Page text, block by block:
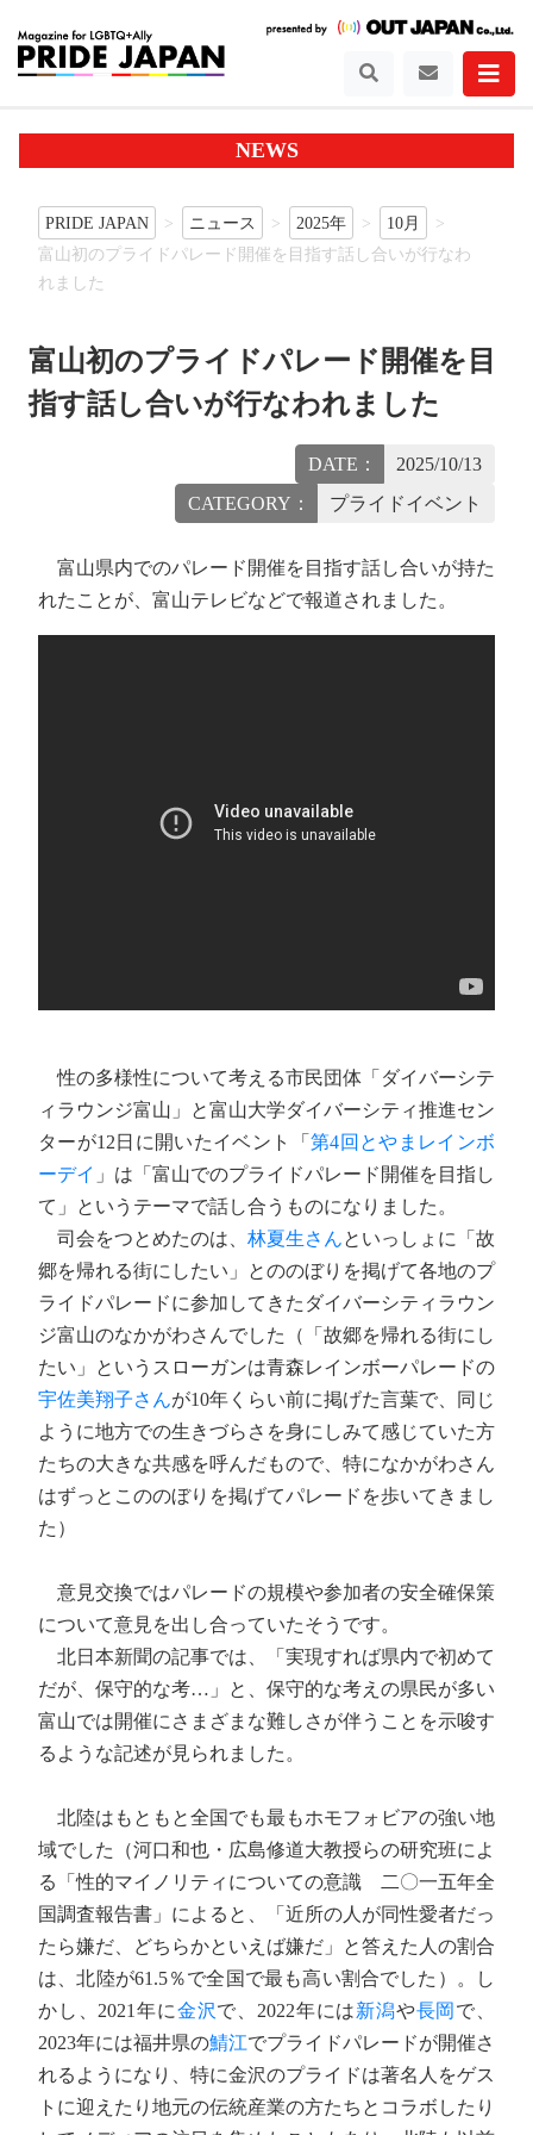
NEWS
PRIDE JAPAN ニュース 2025年
10月
富山初のプライドパレード開催を目指す話し合いが行なわ
れました
富山初のプライドパレード開催を目
指す話し合いが行なわれました
DATE：
2025/10/13
CATEGORY：
プライドイベント
富山県内でのパレード開催を目指す話し合いが持た
れたことが、富山テレビなどで報道されました。
性の多様性について考える市民団体「ダイバーシテ
ィラウンジ富山」と富山大学ダイバーシティ推進セン
ターが12日に開いたイベント「 第4回とやまレインボ
ーデイ 」は「富山でのプライドパレード開催を目指し
て」というテーマで話し合うものになりました。
司会をつとめたのは、 林夏生さんといっしょに「故
郷を帰れる街にしたい」とののぼりを掲げて各地のプ
ライドパレードに参加してきたダイバーシティラウン
ジ富山のなかがわさんでした（「故郷を帰れる街にし
たい」というスローガンは青森レインボーパレードの
宇佐美翔子さんが10年くらい前に掲げた言葉で、同じ
ように地方での生きづらさを身にしみて感じていた方
たちの大きな共感を呼んだもので、特になかがわさん
はずっとこののぼりを掲げてパレードを歩いてきまし
た）
意見交換ではパレードの規模や参加者の安全確保策
について意見を出し合っていたそうです。
北日本新聞の記事では、「実現すれば県内で初めて
だが、保守的な考…」と、保守的な考えの県民が多い
富山では開催にさまざまな難しさが伴うことを示唆す
るような記述が見られました。
北陸はもともと全国でも最もホモフォビアの強い地
域でした（河口和也・広島修道大教授らの研究班によ
る「性的マイノリティについての意識 二〇一五年全
国調査報告書」によると、「近所の人が同性愛者だっ
たら嫌だ、どちらかといえば嫌だ」と答えた人の割合
は、北陸が61.5％で全国で最も高い割合でした）。し
かし、2021年に金沢で、2022年には新潟や長岡 で、
2023年には福井県の鯖江でプライドパレードが開催さ
れるようになり、特に金沢のプライドは著名人をゲス
トに迎えたり地元の伝統産業の方たちとコラボしたり